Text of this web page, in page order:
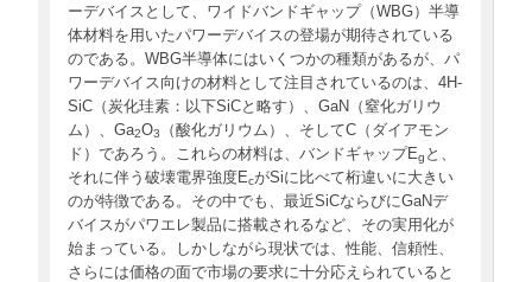
ーデバイスとして、ワイドバンドギャップ（WBG）半導
体材料を用いたパワーデバイスの登場が期待されている
のである。WBG半導体にはいくつかの種類があるが、パ
ワーデバイス向けの材料として注目されているのは、4H-
SiC（炭化珪素：以下SiCと略す）、GaN（窒化ガリウ
ム）、Ga2O3
（酸化ガリウム）、そしてC（ダイアモン
ド）であろう。これらの材料は、バンドギャップEg と、
それに伴う破壊電界強度EcがSiに比べて桁違いに大きい
のが特徴である。その中でも、最近SiCならびにGaNデ
バイスがパワエレ製品に搭載されるなど、その実用化が
始まっている。しかしながら現状では、性能、信頼性、
さらには価格の面で市場の要求に十分応えられていると